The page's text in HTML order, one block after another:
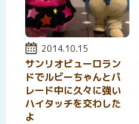
投稿日:
2014.10.15
サンリオピューロラン
ドでルビーちゃんとパ
レード中に久々に強い
ハイタッチを交わした
よ